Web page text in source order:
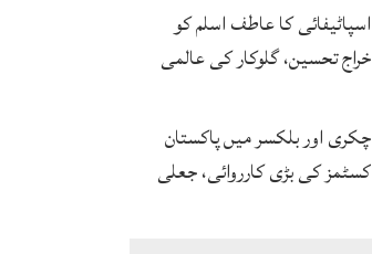
اسپاٹیفائی کا عاطف اسلم کو
خراج تحسین، گلوکار کی عالمی
چکری اور بلکسر میں پاکستان
کسٹمز کی بڑی کارروائی، جعلی